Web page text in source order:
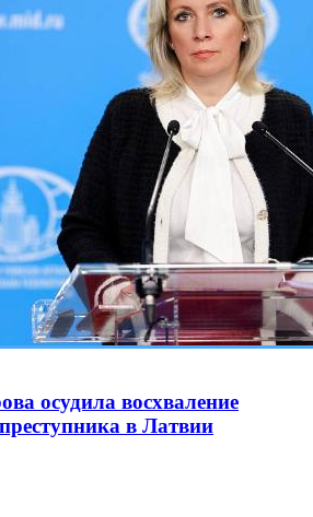
осудила восхваление
в Латвии